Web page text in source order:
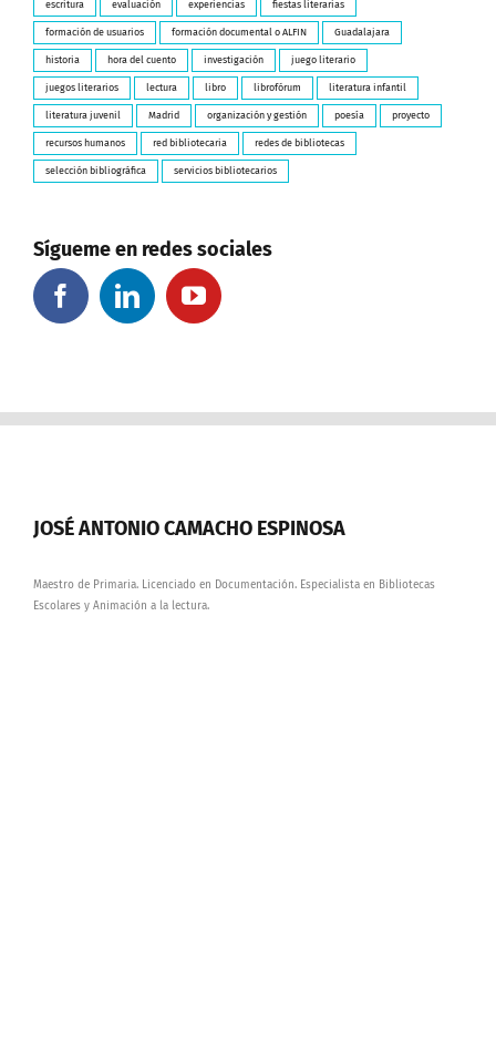
escritura evaluación experiencias fiestas literarias
formación de usuarios formación documental o ALFIN Guadalajara
historia hora del cuento investigación juego literario
juegos literarios lectura libro librofórum literatura infantil
literatura juvenil Madrid organización y gestión poesía proyecto
recursos humanos red bibliotecaria redes de bibliotecas
selección bibliográfica servicios bibliotecarios
Sígueme en redes sociales
JOSÉ ANTONIO CAMACHO ESPINOSA
Maestro de Primaria. Licenciado en Documentación. Especialista en Bibliotecas
Escolares y Animación a la lectura.